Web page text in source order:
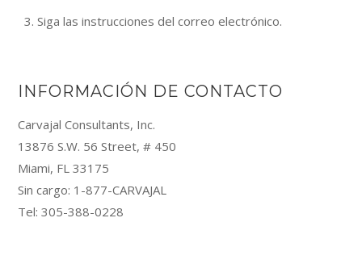
Siga las instrucciones del correo electrónico.
INFORMACIÓN DE CONTACTO
Carvajal Consultants, Inc.
13876 S.W. 56 Street, # 450
Miami, FL 33175
Sin cargo: 1-877-CARVAJAL
Tel: 305-388-0228